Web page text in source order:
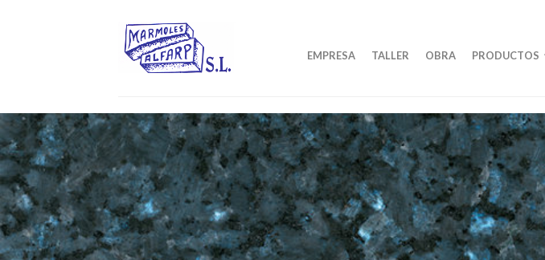
EMPRESA TALLER OBRA PRODUCTOS